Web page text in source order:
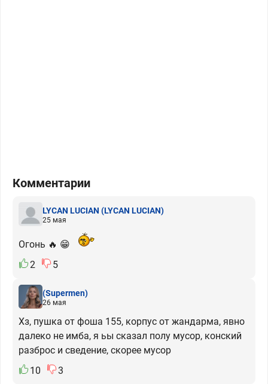
Комментарии
LYCAN LUCIAN (LYCAN LUCIAN)
25 мая
Огонь 🔥 😁
2
5
(Supermen)
26 мая
Хз, пушка от фоша 155, корпус от жандарма, явно
далеко не имба, я ьы сказал полу мусор, конский
разброс и сведение, скорее мусор
10
3